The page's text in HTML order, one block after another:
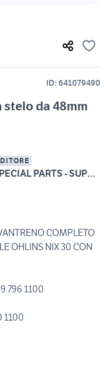
ID: 641079490
da 48mm
SCP SPECIAL PARTS - SUPERBIKE CARBON PARTS
COMPLETO
OHLINS NIX 30 CON
796 1100
1100